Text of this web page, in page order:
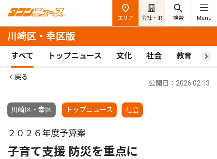
エリア 会社・IR 検索 Menu
川崎区・幸区版
すべて トップニュース 文化 社会 教育 ス
戻る
川崎区・幸区 トップニュース 社会
公開日：2026.02.13
２０２６年度予算案
子育て支援 防災を重点に